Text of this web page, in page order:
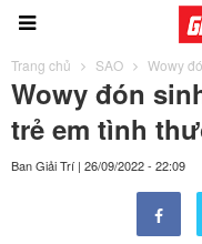
Trang chủ SAO Wowy
Wowy đón
trẻ em tình
Ban Giải Trí | 26/09/2022 - 22:09